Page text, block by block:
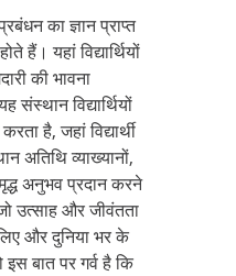
का ज्ञान प्राप्त
यहां विद्यार्थियों
की भावना
विद्यार्थियों
है, जहां विद्यार्थी
अतिथि व्याख्यानों,
अनुभव प्रदान करने
उत्साह और जीवंतता
और दुनिया भर के
बात पर गर्व है कि